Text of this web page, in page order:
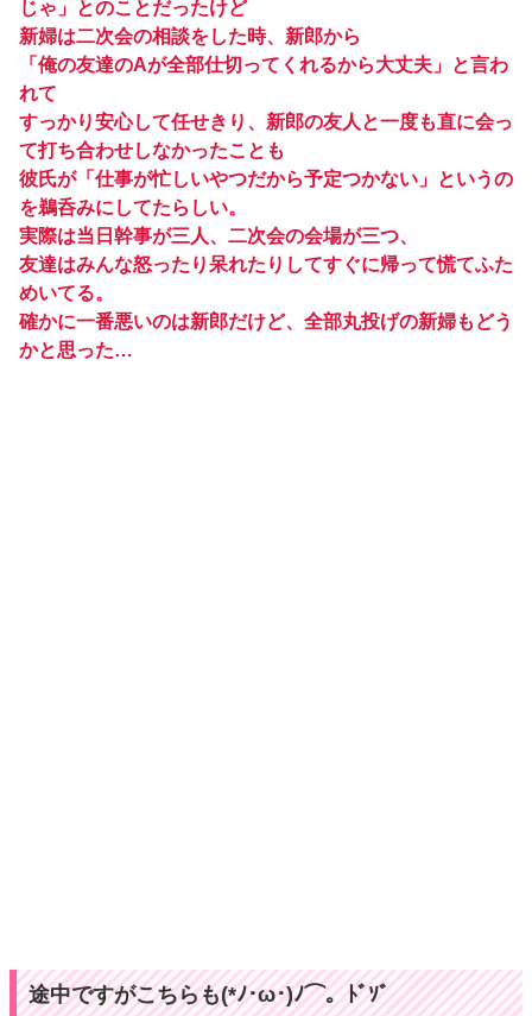
じゃ」とのことだったけど
新婦は二次会の相談をした時、新郎から
「俺の友達のAが全部仕切ってくれるから大丈夫」と言わ
れて
すっかり安心して任せきり、新郎の友人と一度も直に会っ
て打ち合わせしなかったことも
彼氏が「仕事が忙しいやつだから予定つかない」というの
を鵜呑みにしてたらしい。
実際は当日幹事が三人、二次会の会場が三つ、
友達はみんな怒ったり呆れたりしてすぐに帰って慌てふた
めいてる。
確かに一番悪いのは新郎だけど、全部丸投げの新婦もどう
かと思った…
途中ですがこちらも(*ﾉ･ω･)ﾉ⌒。ﾄﾞｿﾞ